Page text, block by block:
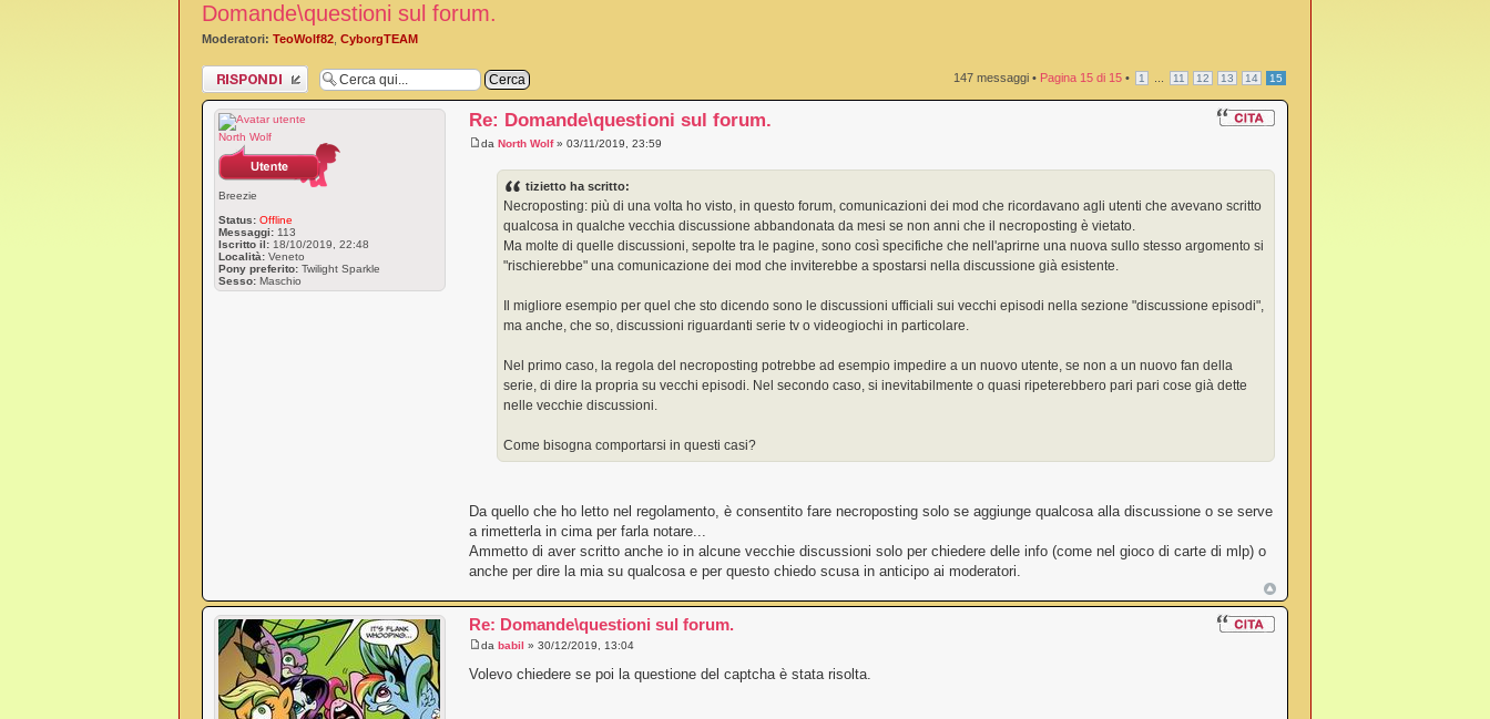
Domande\questioni sul forum.
Moderatori: TeoWolf82 CyborgTEAM
Rispondi al
messaggio
147 messaggi • Pagina 15 di 15 • 1 11 12 13 14 15
Re: Domande\questioni sul forum.
da North Wolf» 03/11/2019, 23:59
tizietto ha scritto:
Necroposting: più di una volta ho visto, in questo forum, comunicazioni dei mod che ricordavano agli utenti che avevano scritto
qualcosa in qualche vecchia discussione abbandonata da mesi se non anni che il necroposting è vietato.
Ma molte di quelle discussioni, sepolte tra le pagine, sono così specifiche che nell'aprirne una nuova sullo stesso argomento si
"rischierebbe" una comunicazione dei mod che inviterebbe a spostarsi nella discussione già esistente.
Il migliore esempio per quel che sto dicendo sono le discussioni ufficiali sui vecchi episodi nella sezione "discussione episodi",
ma anche, che so, discussioni riguardanti serie tv o videogiochi in particolare.
Nel primo caso, la regola del necroposting potrebbe ad esempio impedire a un nuovo utente, se non a un nuovo fan della
serie, di dire la propria su vecchi episodi. Nel secondo caso, si inevitabilmente o quasi ripeterebbero pari pari cose già dette
nelle vecchie discussioni.
Come bisogna comportarsi in questi casi?
Da quello che ho letto nel regolamento, è consentito fare necroposting solo se aggiunge qualcosa alla discussione o se serve
a rimetterla in cima per farla notare...
Ammetto di aver scritto anche io in alcune vecchie discussioni solo per chiedere delle info (come nel gioco di carte di mlp) o
anche per dire la mia su qualcosa e per questo chiedo scusa in anticipo ai moderatori.
North Wolf
Breezie
Status: Offline
Messaggi: 113
Iscritto il: 18/10/2019, 22:48
Località: Veneto
Pony preferito: Twilight Sparkle
Sesso: Maschio
Re: Domande\questioni sul forum.
da babil » 30/12/2019, 13:04
Volevo chiedere se poi la questione del captcha è stata risolta.